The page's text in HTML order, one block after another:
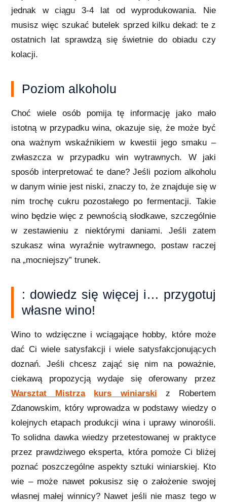
jednak w ciągu 3-4 lat od wyprodukowania. Nie
musisz więc szukać butelek sprzed kilku dekad: te z
ostatnich lat sprawdzą się świetnie do obiadu czy
kolacji.
Poziom alkoholu
Choć wiele osób pomija tę informację jako mało
istotną w przypadku wina, okazuje się, że może być
ona ważnym wskaźnikiem w kwestii jego smaku –
zwłaszcza w przypadku win wytrawnych. W jaki
sposób interpretować te dane? Jeśli poziom alkoholu
w danym winie jest niski, znaczy to, że znajduje się w
nim trochę cukru pozostałego po fermentacji. Takie
wino będzie więc z pewnością słodkawe, szczególnie
w zestawieniu z niektórymi daniami. Jeśli zatem
szukasz wina wyraźnie wytrawnego, postaw raczej
na „mocniejszy” trunek.
: dowiedz się więcej i… przygotuj
własne wino!
Wino to wdzięczne i wciągające hobby, które może
dać Ci wiele satysfakcji i wiele satysfakcjonujących
doznań. Jeśli chcesz zająć się nim na poważnie,
ciekawą propozycją wydaje się oferowany przez
Warsztat Mistrza
kurs winiarski z Robertem
Zdanowskim, który wprowadza w podstawy wiedzy o
kolejnych etapach produkcji wina i uprawy winorośli.
To solidna dawka wiedzy przetestowanej w praktyce
przez prawdziwego eksperta, która pomoże Ci bliżej
poznać poszczególne aspekty sztuki winiarskiej. Kto
wie – może nawet pokusisz się o założenie swojej
własnej małej winnicy? Nawet jeśli nie masz tego w